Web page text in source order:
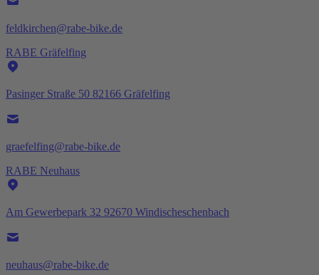
feldkirchen@rabe-bike.de
RABE Gräfelfing
Pasinger Straße 50 82166 Gräfelfing
graefelfing@rabe-bike.de
RABE Neuhaus
Am Gewerbepark 32 92670 Windischeschenbach
neuhaus@rabe-bike.de